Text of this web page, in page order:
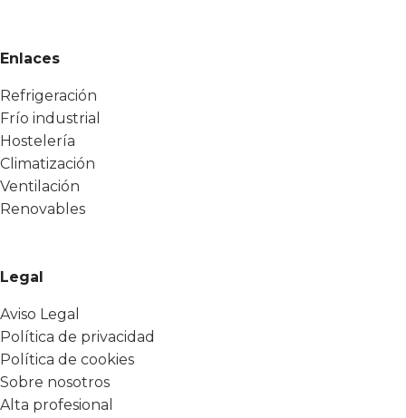
Enlaces
Refrigeración
Frío industrial
Hostelería
Climatización
Ventilación
Renovables
Legal
Aviso Legal
Política de privacidad
Política de cookies
Sobre nosotros
Alta profesional